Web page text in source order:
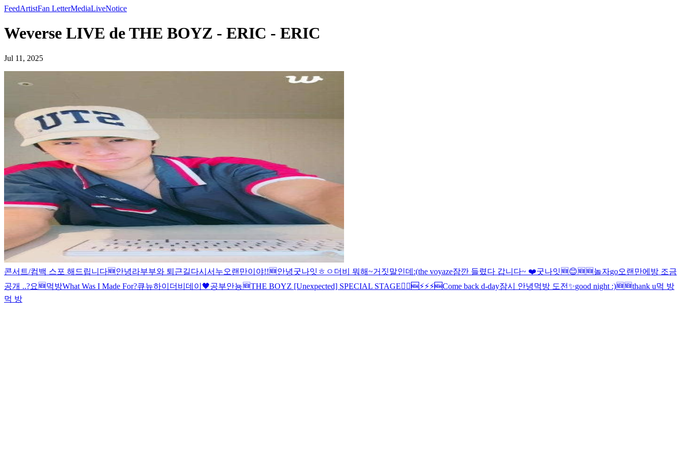
FeedArtistFan LetterMediaLiveNotice
Weverse LIVE de THE BOYZ - ERIC - ERIC
Jul 11, 2025
콘서트/컴백 스포 해드립니다🆕안녕라부부와 퇴근길다시 서누오랜만이야!!🆕안녕굿나잇 ㅎㅇ 더비 뭐해~거짓말인데 :(the voyaze잠깐 들렸다 갑니다~ ❤️굿나잇 🆕😊🆕 🆕놀자go오랜만에 방 조금
공개 ..?요 🆕먹방What Was I Made For?큐뉴하이 더비데이🖤공부안뇽🆕THE BOYZ [Unexpected] SPECIAL STAGE🏃‍♂️🆕 ⚡️⚡️⚡️🆕Come back d-day잠시 안녕먹방 도전✨good night :)🆕 🆕thank u먹 방
먹 방